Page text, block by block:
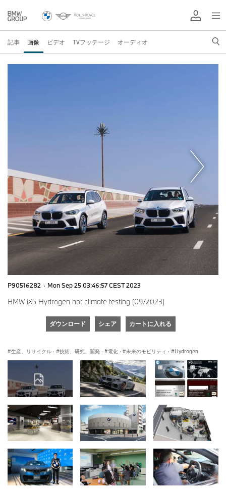
記事 画像 ビデオ TVフッテージ オーディオ
P90516282 · Mon Sep 25 03:46:57 CEST 2023
BMW iX5 Hydrogen hot climate testing (09/2023)
ダウンロード シェア カートに入れる
生産、リサイクル · 技術、研究、開発 · 電化 · 未来のモビリティ · Hydrogen